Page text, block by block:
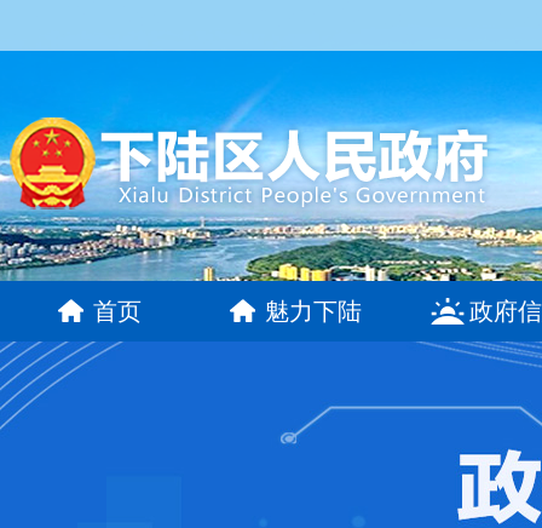
首页 魅力下陆 政府